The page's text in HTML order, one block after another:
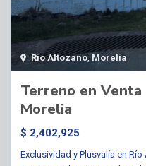
Río Altozano, Morelia
Terreno en
Morelia
$ 2,402,925
Exclusividad y Plusvalía en